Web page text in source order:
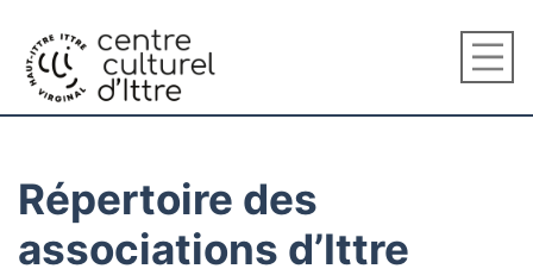
Répertoire des
associations d’Ittre